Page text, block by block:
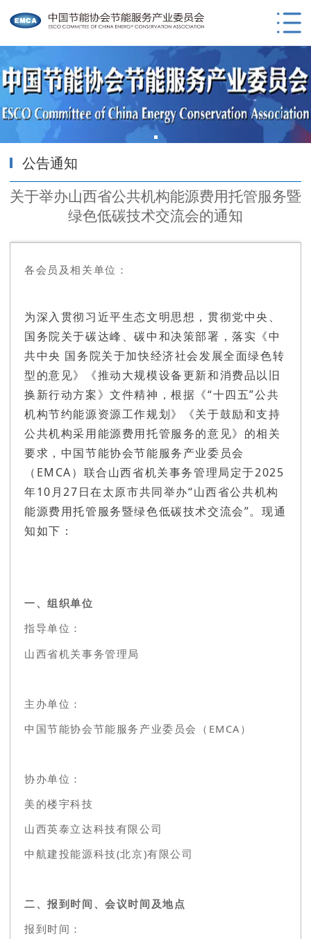
公告通知
关于举办山西省公共机构能源费用托管服务暨
绿色低碳技术交流会的通知
各会员及相关单位：
为深入贯彻习近平生态文明思想，贯彻党中央、
国务院关于碳达峰、碳中和决策部署，落实《中
共中央 国务院关于加快经济社会发展全面绿色转
型的意见》《推动大规模设备更新和消费品以旧
换新行动方案》文件精神，根据《“十四五”公共
机构节约能源资源工作规划》《关于鼓励和支持
公共机构采用能源费用托管服务的意见》的相关
要求，中国节能协会节能服务产业委员会
（EMCA）联合山西省机关事务管理局定于2025
年10月27日在太原市共同举办“山西省公共机构
能源费用托管服务暨绿色低碳技术交流会”。现通
知如下：
一、组织单位
指导单位：
山西省机关事务管理局
主办单位：
中国节能协会节能服务产业委员会（EMCA）
协办单位：
美的楼宇科技
山西英泰立达科技有限公司
中航建投能源科技(北京)有限公司
二、报到时间、会议时间及地点
报到时间：